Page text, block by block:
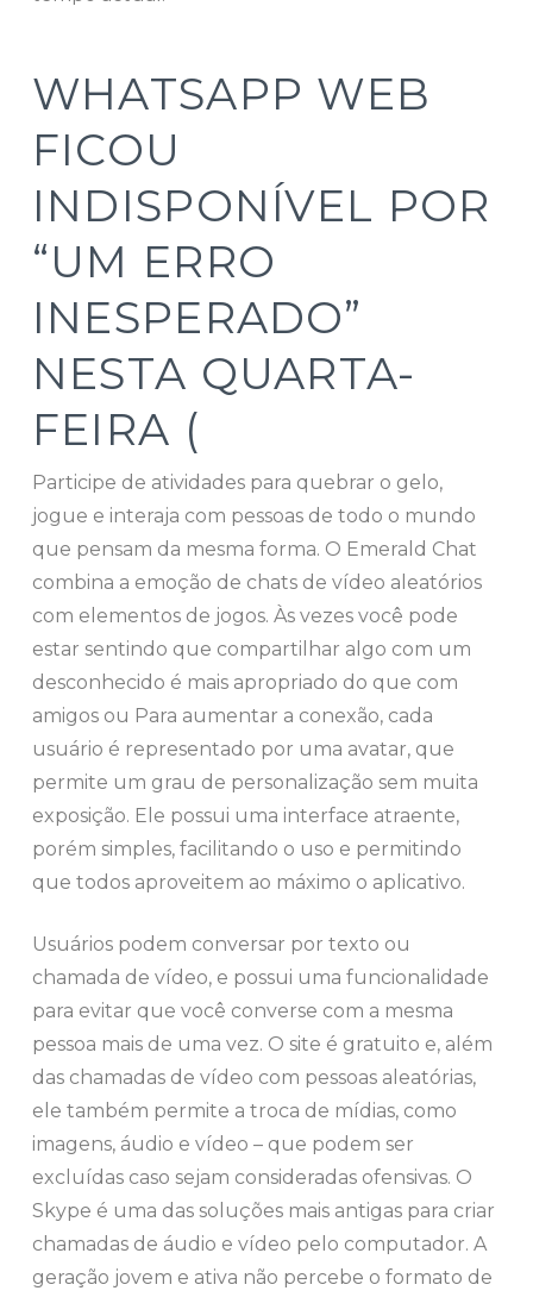
WHATSAPP WEB
FICOU
INDISPONÍVEL POR
“UM ERRO
INESPERADO”
NESTA QUARTA-
FEIRA (
Participe de atividades para quebrar o gelo,
jogue e interaja com pessoas de todo o mundo
que pensam da mesma forma. O Emerald Chat
combina a emoção de chats de vídeo aleatórios
com elementos de jogos. Às vezes você pode
estar sentindo que compartilhar algo com um
desconhecido é mais apropriado do que com
amigos ou Para aumentar a conexão, cada
usuário é representado por uma avatar, que
permite um grau de personalização sem muita
exposição. Ele possui uma interface atraente,
porém simples, facilitando o uso e permitindo
que todos aproveitem ao máximo o aplicativo.
Usuários podem conversar por texto ou
chamada de vídeo, e possui uma funcionalidade
para evitar que você converse com a mesma
pessoa mais de uma vez. O site é gratuito e, além
das chamadas de vídeo com pessoas aleatórias,
ele também permite a troca de mídias, como
imagens, áudio e vídeo – que podem ser
excluídas caso sejam consideradas ofensivas. O
Skype é uma das soluções mais antigas para criar
chamadas de áudio e vídeo pelo computador. A
geração jovem e ativa não percebe o formato de